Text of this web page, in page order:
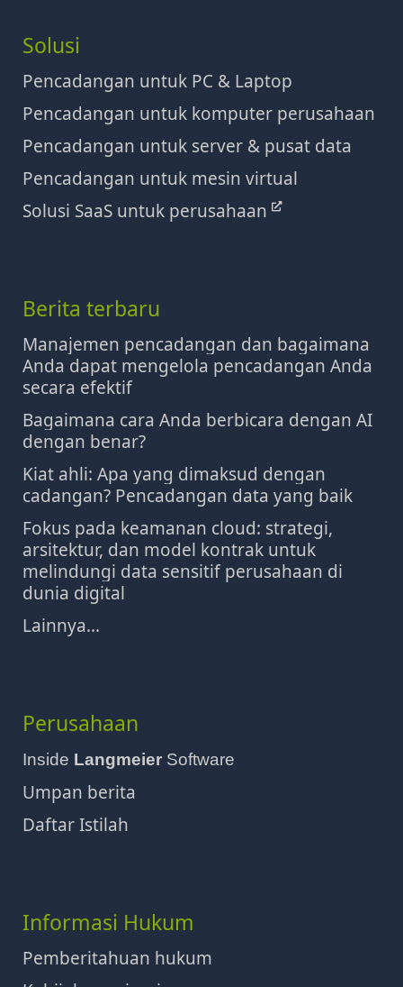
Solusi
Pencadangan untuk PC & Laptop
Pencadangan untuk komputer perusahaan
Pencadangan untuk server & pusat data
Pencadangan untuk mesin virtual
Solusi SaaS untuk perusahaan
Berita terbaru
Manajemen pencadangan dan bagaimana
Anda dapat mengelola pencadangan Anda
secara efektif
Bagaimana cara Anda berbicara dengan AI
dengan benar?
Kiat ahli: Apa yang dimaksud dengan
cadangan? Pencadangan data yang baik
Fokus pada keamanan cloud: strategi,
arsitektur, dan model kontrak untuk
melindungi data sensitif perusahaan di
dunia digital
Lainnya...
Perusahaan
Inside Langmeier Software
Umpan berita
Daftar Istilah
Informasi Hukum
Pemberitahuan hukum